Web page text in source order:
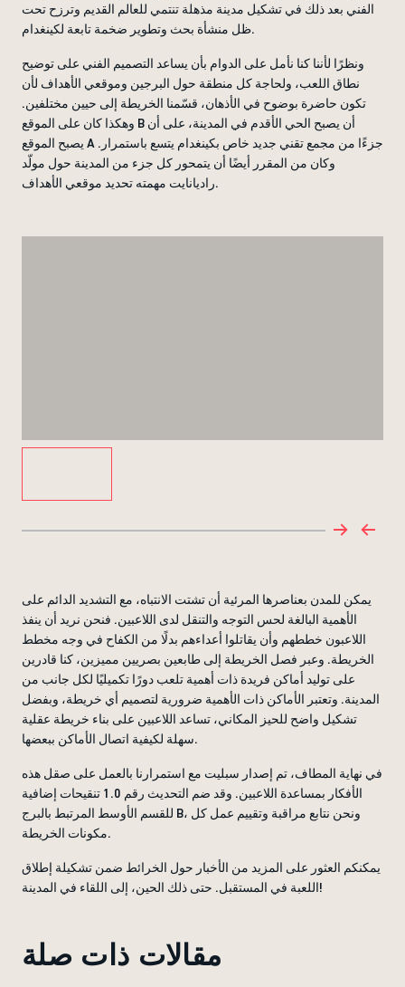
الفني بعد ذلك في تشكيل مدينة مذهلة تنتمي للعالم القديم وترزح تحت
ظل منشأة بحث وتطوير ضخمة تابعة لكينغدام.
ونظرًا لأننا كنا نأمل على الدوام بأن يساعد التصميم الفني على توضيح
نطاق اللعب، ولحاجة كل منطقة حول البرجين وموقعي الأهداف لأن
تكون حاضرة بوضوح في الأذهان، قسّمنا الخريطة إلى حيين مختلفين.
وهكذا كان على الموقع B أن يصبح الحي الأقدم في المدينة، على أن
يصبح الموقع A جزءًا من مجمع تقني جديد خاص بكينغدام يتسع باستمرار.
وكان من المقرر أيضًا أن يتمحور كل جزء من المدينة حول مولّد
راديانايت مهمته تحديد موقعي الأهداف.
يمكن للمدن بعناصرها المرئية أن تشتت الانتباه، مع التشديد الدائم على
الأهمية البالغة لحس التوجه والتنقل لدى اللاعبين. فنحن نريد أن ينفذ
اللاعبون خططهم وأن يقاتلوا أعداءهم بدلًا من الكفاح في وجه مخطط
الخريطة. وعبر فصل الخريطة إلى طابعين بصريين مميزين، كنا قادرين
على توليد أماكن فريدة ذات أهمية تلعب دورًا تكميليًا لكل جانب من
المدينة. وتعتبر الأماكن ذات الأهمية ضرورية لتصميم أي خريطة، وبفضل
تشكيل واضح للحيز المكاني، تساعد اللاعبين على بناء خريطة عقلية
سهلة لكيفية اتصال الأماكن ببعضها.
في نهاية المطاف، تم إصدار سبليت مع استمرارنا بالعمل على صقل هذه
الأفكار بمساعدة اللاعبين. وقد ضم التحديث رقم 1.0 تنقيحات إضافية
للقسم الأوسط المرتبط بالبرج B، ونحن نتابع مراقبة وتقييم عمل كل
مكونات الخريطة.
يمكنكم العثور على المزيد من الأخبار حول الخرائط ضمن تشكيلة إطلاق
اللعبة في المستقبل. حتى ذلك الحين، إلى اللقاء في المدينة!
مقالات ذات صلة